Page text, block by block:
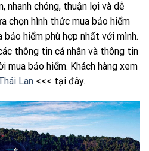
nhanh chóng, thuận lợi và dễ
chọn hình thức mua bảo hiểm
bảo hiểm phù hợp nhất với mình.
thông tin cá nhân và thông tin
mua bảo hiểm. Khách hàng xem
Lan <<< tại đây.